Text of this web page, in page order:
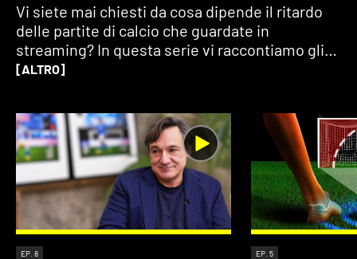
Vi siete mai chiesti da cosa dipende il ritardo
delle partite di calcio che guardate in
streaming? In questa serie vi raccontiamo gli
aspetti tecnici e tecnologici del calcio: da
della punizione di Roberto Carlos.
[ALTRO]
EP. 8 EP. 5